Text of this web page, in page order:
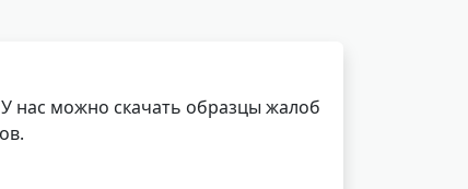
нас можно скачать образцы жалоб